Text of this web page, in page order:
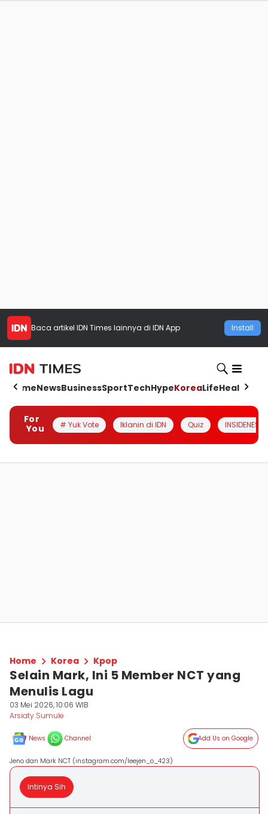
Baca artikel IDN Times lainnya di IDN App Install
HomeNewsBusinessSportTechHypeKoreaLifeHealth
For
You
# Yuk Vote Iklanin di IDN Quiz INSIDENESIA
Home Korea Kpop
Selain Mark, Ini 5 Member NCT yang
Menulis Lagu
03 Mei 2026, 10:06 WIB
Arsiaty Sumule
News Channel Add Us on Google
Jeno dan Mark NCT (instagram.com/leejen_o_423)
Intinya Sih